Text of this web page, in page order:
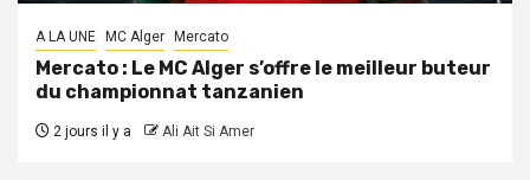
A LA UNE MC Alger Mercato
Mercato : Le MC Alger s’offre le meilleur buteur
du championnat tanzanien
2 jours il y a Ali Ait Si Amer